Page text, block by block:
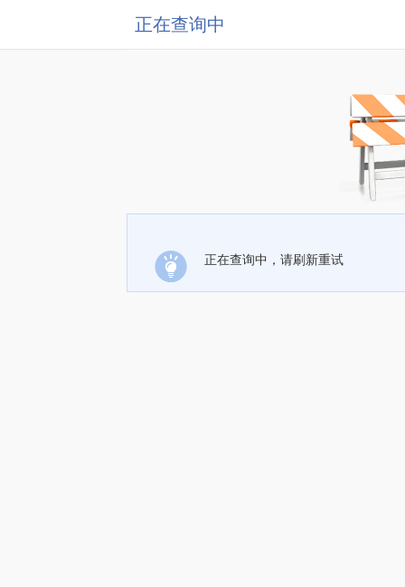
正在查询中
正在查询中，请刷新重试